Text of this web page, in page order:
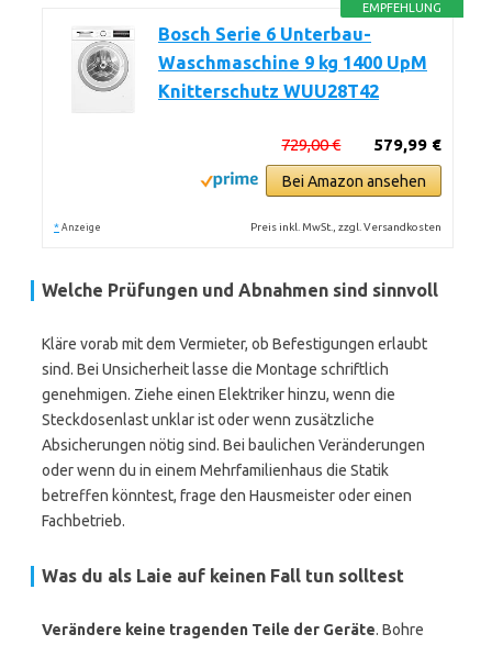
EMPFEHLUNG
Bosch Serie 6 Unterbau-
Waschmaschine 9 kg 1400 UpM
Knitterschutz WUU28T42
579,99 €
729,00 €
Bei Amazon ansehen
* Anzeige Preis inkl. MwSt., zzgl. Versandkosten
Welche Prüfungen und Abnahmen sind sinnvoll
Kläre vorab mit dem Vermieter, ob Befestigungen erlaubt
sind. Bei Unsicherheit lasse die Montage schriftlich
genehmigen. Ziehe einen Elektriker hinzu, wenn die
Steckdosenlast unklar ist oder wenn zusätzliche
Absicherungen nötig sind. Bei baulichen Veränderungen
oder wenn du in einem Mehrfamilienhaus die Statik
betreffen könntest, frage den Hausmeister oder einen
Fachbetrieb.
Was du als Laie auf keinen Fall tun solltest
Verändere keine tragenden Teile der Geräte. Bohre